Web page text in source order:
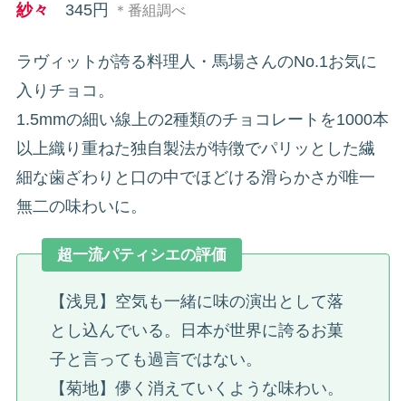
紗々
345円 ＊番組調べ
ラヴィットが誇る料理人・馬場さんのNo.1お気に
入りチョコ。
1.5mmの細い線上の2種類のチョコレートを1000本
以上織り重ねた独自製法が特徴でパリッとした繊
細な歯ざわりと口の中でほどける滑らかさが唯一
無二の味わいに。
超一流パティシエの評価
【浅見】空気も一緒に味の演出として落
とし込んでいる。日本が世界に誇るお菓
子と言っても過言ではない。
【菊地】儚く消えていくような味わい。